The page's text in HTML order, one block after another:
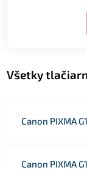
Všetky
Canon PIXMA
Canon PIXMA